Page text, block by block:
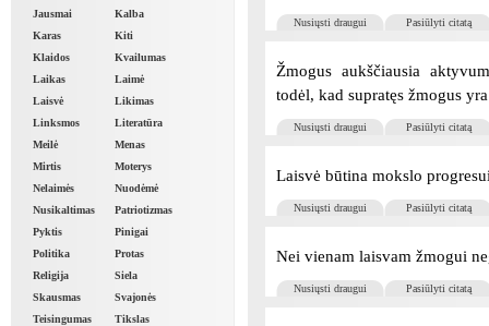
Jausmai
Kalba
Karas
Kiti
Klaidos
Kvailumas
Laikas
Laimė
Laisvė
Likimas
Linksmos
Literatūra
Meilė
Menas
Mirtis
Moterys
Nelaimės
Nuodėmė
Nusikaltimas
Patriotizmas
Pyktis
Pinigai
Politika
Protas
Religija
Siela
Skausmas
Svajonės
Teisingumas
Tikslas
Nusiųsti draugui Pasiūlyti citatą
Žmogus aukščiausia
todėl, kad supratęs žmogus
Nusiųsti draugui Pasiūlyti citatą
Laisvė būtina mokslo
Nusiųsti draugui Pasiūlyti citatą
Nei vienam laisvam žmogui
Nusiųsti draugui Pasiūlyti citatą